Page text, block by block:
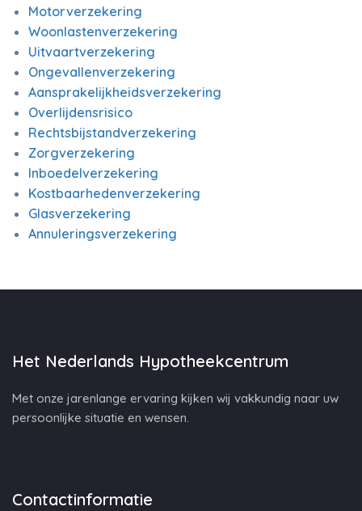
Motorverzekering
Woonlastenverzekering
Uitvaartverzekering
Ongevallenverzekering
Aansprakelijkheidsverzekering
Overlijdensrisico
Rechtsbijstandverzekering
Zorgverzekering
Inboedelverzekering
Kostbaarhedenverzekering
Glasverzekering
Annuleringsverzekering
Het Nederlands Hypotheekcentrum
Met onze jarenlange ervaring kijken wij vakkundig naar uw
persoonlijke situatie en wensen.
Contactinformatie